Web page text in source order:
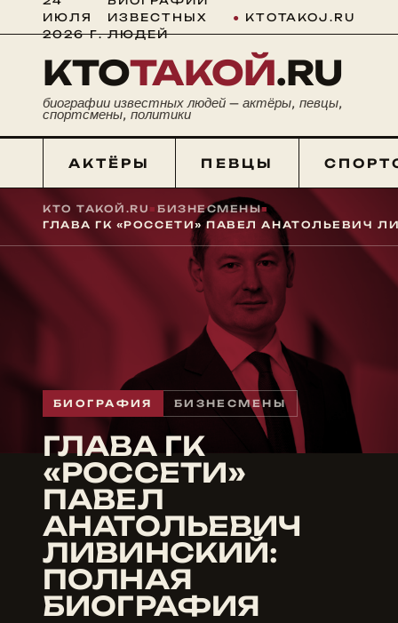
ИЮЛЯ
2026 Г.
ИЗВЕСТНЫХ
ЛЮДЕЙ
● KTOTAKOJ.RU
КТОТАКОЙ.RU
биографии известных людей — актёры, певцы,
спортсмены, политики
АКТЁРЫ ПЕВЦЫ
КТО ТАКОЙ.RU ■БИЗНЕСМЕНЫ■
БИОГРАФИЯ БИЗНЕСМЕНЫ
ГЛАВА ГК
«РОССЕТИ»
ПАВЕЛ
АНАТОЛЬЕВИЧ
ЛИВИНСКИЙ:
ПОЛНАЯ
БИОГРАФИЯ